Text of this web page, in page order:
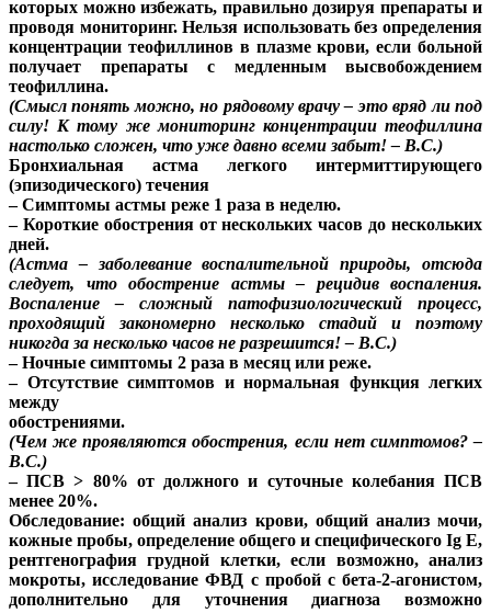
которых можно избежать, правильно дозируя препараты и
проводя мониторинг. Нельзя использовать без определения
концентрации теофиллинов в плазме крови, если больной
получает препараты с медленным высвобождением
теофиллина.
(Смысл понять можно, но рядовому врачу – это вряд ли под
силу! К тому же мониторинг концентрации теофиллина
настолько сложен, что уже давно всеми забыт! – В.С.)
Бронхиальная астма легкого интермиттирующего
(эпизодического) течения
– Симптомы астмы реже 1 раза в неделю.
– Короткие обострения от нескольких часов до нескольких
дней.
(Астма – заболевание воспалительной природы, отсюда
следует, что обострение астмы – рецидив воспаления.
Воспаление – сложный патофизиологический процесс,
проходящий закономерно несколько стадий и поэтому
никогда за несколько часов не разрешится! – В.С.)
– Ночные симптомы 2 раза в месяц или реже.
– Отсутствие симптомов и нормальная функция легких
между
обострениями.
(Чем же проявляются обострения, если нет симптомов? –
В.С.)
– ПСВ > 80% от должного и суточные колебания ПСВ
менее 20%.
Обследование:общий анализ крови, общий анализ мочи,
кожные пробы, определение общего и специфического Ig Е,
рентгенография грудной клетки, если возможно, анализ
мокроты, исследование ФВД с пробой с бета-2-агонистом,
дополнительно для уточнения диагноза возможно